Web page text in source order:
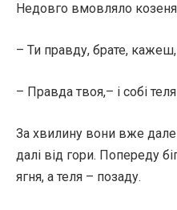
Недовго вмовляло козеня
– Ти правду, брате,
– Правда твоя,– і собі
За хвилину вони вже
далі від гори. Попереду
ягня, а теля – позаду.